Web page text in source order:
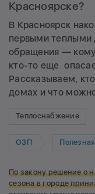
Красноярске?
В Красноярск
первыми теплыми
обращения —
кто-то еще
Рассказываем,
домах и что
Теплоснабжение
ОЗП
По закону решение о
сезона в городе